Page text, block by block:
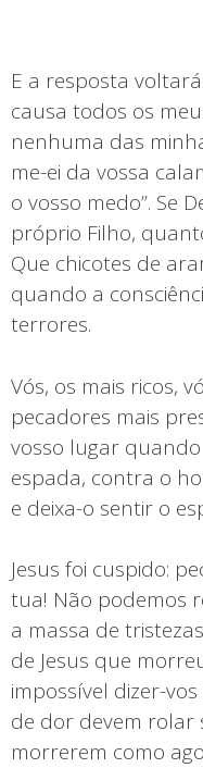
E a resposta
causa todos os
nenhuma das
me-ei da vossa
o vosso medo”. Se
próprio Filho,
Que chicotes de
quando a
terrores.
Vós, os mais ricos,
pecadores mais
vosso lugar quando
espada, contra o
e deixa-o sentir o
Jesus foi cuspido:
tua! Não podemos
a massa de
de Jesus que
impossível dizer-
de dor devem rolar
morrerem como